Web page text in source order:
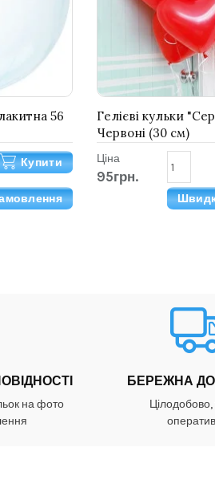
56
Купити
Гелієві кульки
Червоні (30 см)
Ціна
95грн.
на фото
БЕРЕЖНА
Цілодобово,